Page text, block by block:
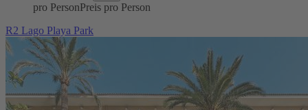
pro PersonPreis pro Person
R2 Lago Playa Park